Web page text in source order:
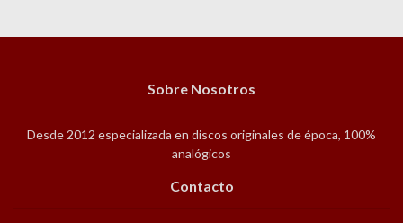
Sobre Nosotros
Desde 2012 especializada en discos originales de época, 100%
analógicos
Contacto